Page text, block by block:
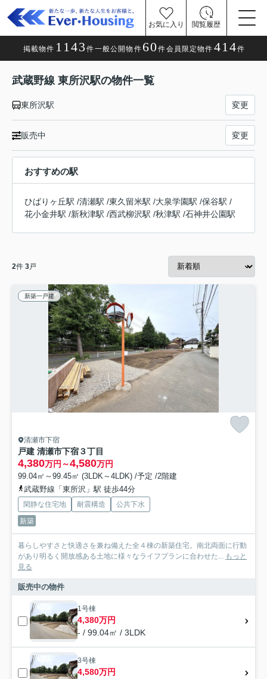
お気に入り 閲覧履歴
掲載物件 1143件一般公開物件 60件会員限定物件 414件
武蔵野線 東所沢駅の物件一覧
東所沢駅 変更
販売中 変更
おすすめの駅
ひばりヶ丘駅 /清瀬駅 /東久留米駅 /大泉学園駅 /保谷駅 /
花小金井駅 /新秋津駅 /西武柳沢駅 /秋津駅 /石神井公園駅
2件 3戸
新築一戸建
清瀬市下宿
戸建 清瀬市下宿３丁目
4,380万円～4,580万円
99.04㎡～99.45㎡ (3LDK～4LDK) /予定 /2階建
武蔵野線「東所沢」駅 徒歩44分
閑静な住宅地 耐震構造
公共下水
新築
暮らしやすさと快適さを兼ね備えた全４棟の新築住宅。南北両面に行動
があり明るく開放感ある土地に様々なライフプランに合わせた... もっと
見る
販売中の物件
1号棟
4,380万円
- / 99.04㎡ / 3LDK
3号棟
4,580万円